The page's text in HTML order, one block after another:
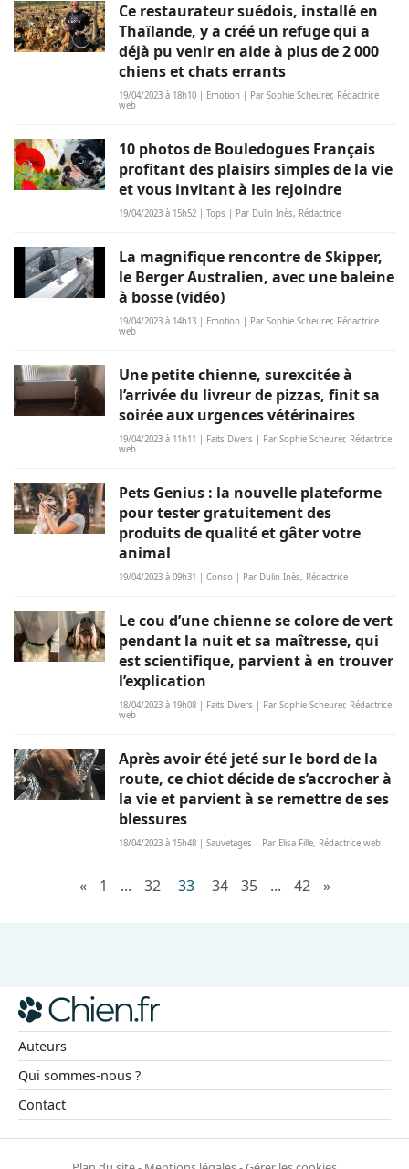
Ce restaurateur suédois, installé en
Thaïlande, y a créé un refuge qui a
déjà pu venir en aide à plus de 2 000
chiens et chats errants
19/04/2023 à 18h10 | Emotion | Par Sophie Scheurer, Rédactrice
web
10 photos de Bouledogues Français
profitant des plaisirs simples de la vie
et vous invitant à les rejoindre
19/04/2023 à 15h52 | Tops | Par Dulin Inès, Rédactrice
La magnifique rencontre de Skipper,
le Berger Australien, avec une baleine
à bosse (vidéo)
19/04/2023 à 14h13 | Emotion | Par Sophie Scheurer, Rédactrice
web
Une petite chienne, surexcitée à
l’arrivée du livreur de pizzas, finit sa
soirée aux urgences vétérinaires
19/04/2023 à 11h11 | Faits Divers | Par Sophie Scheurer, Rédactrice
web
Pets Genius : la nouvelle plateforme
pour tester gratuitement des
produits de qualité et gâter votre
animal
19/04/2023 à 09h31 | Conso | Par Dulin Inès, Rédactrice
Le cou d’une chienne se colore de vert
pendant la nuit et sa maîtresse, qui
est scientifique, parvient à en trouver
l’explication
18/04/2023 à 19h08 | Faits Divers | Par Sophie Scheurer, Rédactrice
web
Après avoir été jeté sur le bord de la
route, ce chiot décide de s’accrocher à
la vie et parvient à se remettre de ses
blessures
18/04/2023 à 15h48 | Sauvetages | Par Elisa Fille, Rédactrice web
« 1 ... 32 33 34 35 ... 42 »
Auteurs
Qui sommes-nous ?
Contact